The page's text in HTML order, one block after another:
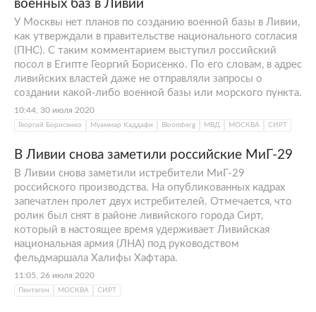
военных баз в Ливии
У Москвы нет планов по созданию военной базы в Ливии,
как утверждали в правительстве национального согласия
(ПНС). С таким комментарием выступил российский
посол в Египте Георгий Борисенко. По его словам, в адрес
ливийских властей даже не отправляли запросы о
создании какой-либо военной базы или морского пункта.
10:44, 30 июля 2020
Георгий Борисенко Муаммар Каддафи Bloomberg МВД МОСКВА СИРТ
В Ливии снова заметили российские МиГ-29
В Ливии снова заметили истребители МиГ-29
российского производства. На опубликованных кадрах
запечатлен пролет двух истребителей. Отмечается, что
ролик был снят в районе ливийского города Сирт,
который в настоящее время удерживает Ливийская
национальная армия (ЛНА) под руководством
фельдмаршала Халифы Хафтара.
11:05, 26 июля 2020
Пентагон МОСКВА СИРТ